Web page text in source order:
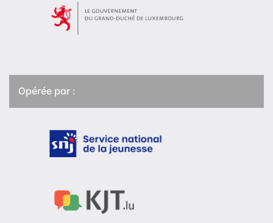
Opérée par :